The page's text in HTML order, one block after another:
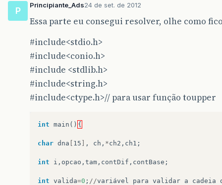
P
Principiante_Ads24 de set. de 2012
Essa parte eu consegui resolver, olhe como
#include<stdio.h>
#include<conio.h>
#include <stdlib.h>
#include<string.h>
#include<ctype.h>// para usar função toupper
int main () {
char dna [ 15 ] , ch , *ch2 , ch1 ;
int i , opcao , tam , contDif , contBase ;
int valida=0 ; //variável para validar a cadeia